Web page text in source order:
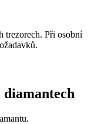
trezorech. Při osobní